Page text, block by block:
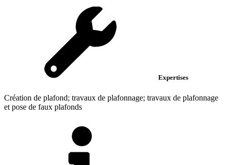
Expertises
Création de plafond; travaux de plafonnage; travaux de plafonnage
et pose de faux plafonds